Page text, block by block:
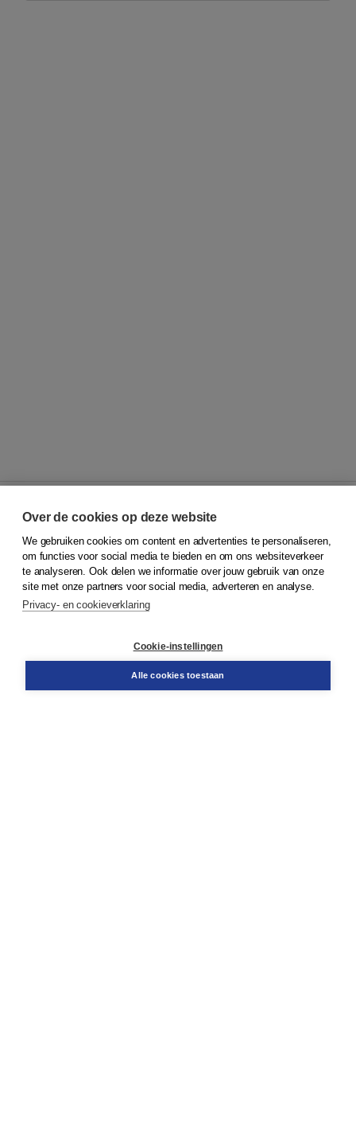
© 2026Koninklijke Boom uitgevers
Klantenservice
Service & informatie
Contact
Over de cookies op deze website
We gebruiken cookies om content en advertenties te personaliseren,
om functies voor social media te bieden en om ons websiteverkeer
te analyseren. Ook delen we informatie over jouw gebruik van onze
site met onze partners voor social media, adverteren en analyse.
Privacy- en cookieverklaring
Cookie-instellingen
Alle cookies toestaan